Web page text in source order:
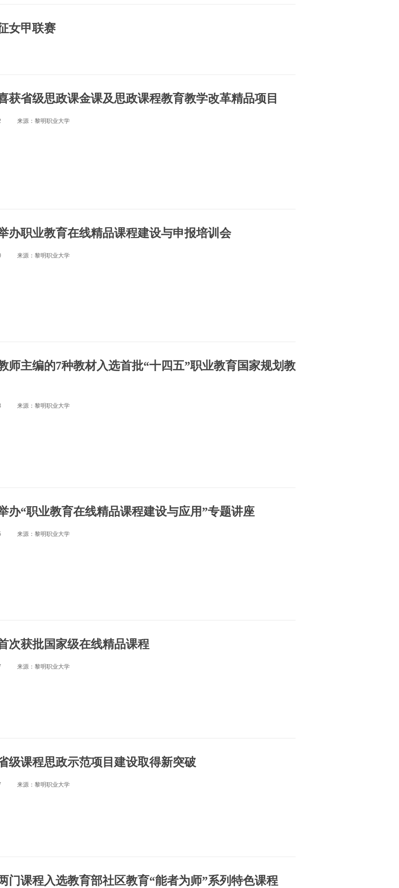
女甲联赛
获省级思政课金课及思政课程教育教学改革精品项目
来源：黎明职业大学
办职业教育在线精品课程建设与申报培训会
来源：黎明职业大学
师主编的7种教材入选首批“十四五”职业教育国家规划教
来源：黎明职业大学
办“职业教育在线精品课程建设与应用”专题讲座
来源：黎明职业大学
次获批国家级在线精品课程
来源：黎明职业大学
级课程思政示范项目建设取得新突破
来源：黎明职业大学
门课程入选教育部社区教育“能者为师”系列特色课程